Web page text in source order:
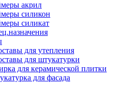
акрил
силикон
силикат
для утепления
для штукатурки
для керамической плитки
для фасада